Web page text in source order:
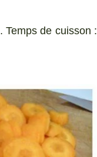
. Temps de cuisson :